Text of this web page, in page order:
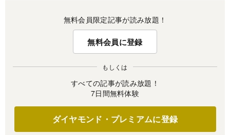
無料会員限定記事が読み放題！
無料会員に登録
もしくは
すべての記事が読み放題！
7日間無料体験
ダイヤモンド・プレミアムに登録